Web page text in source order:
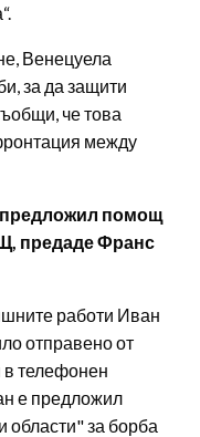
Венецуела
за да защити
че това
между
предложил помощ
предаде Франс
работи Иван
отправено от
в телефонен
е предложил
области" за борба